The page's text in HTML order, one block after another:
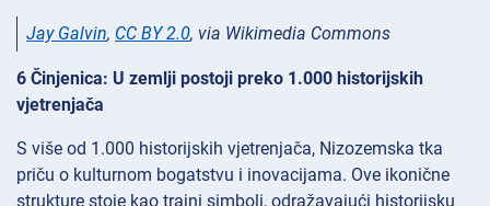
Jay Galvin, CC BY 2.0, via Wikimedia Commons
6 Činjenica: U zemlji postoji preko 1.000 historijskih
vjetrenjača
S više od 1.000 historijskih vjetrenjača, Nizozemska tka
priču o kulturnom bogatstvu i inovacijama. Ove ikonične
strukture stoje kao trajni simboli, odražavajući historijsku